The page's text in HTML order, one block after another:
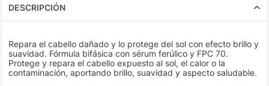
DESCRIPCIÓN
Repara el cabello dañado y lo protege del sol con efecto brillo y
suavidad. Fórmula bifásica con sérum ferúlico y FPC 70.
Protege y repara el cabello expuesto al sol, el calor o la
contaminación, aportando brillo, suavidad y aspecto saludable.